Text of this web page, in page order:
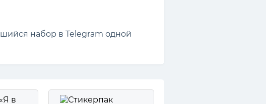
набор в Telegram одной